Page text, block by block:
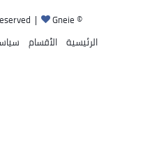
© Copyright 2026, All Rights Reserved |
Gneie
الرئيسية الأقسام